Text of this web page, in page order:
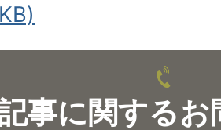
事に関するお